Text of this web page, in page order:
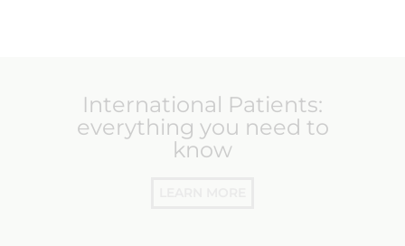
International Patients:
everything you need to
know